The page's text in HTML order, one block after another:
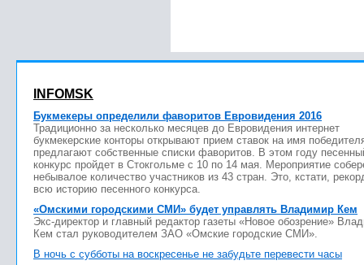
INFOMSK
Букмекеры определили фаворитов Евровидения 2016
Традиционно за несколько месяцев до Евровидения интернет
букмекерские конторы открывают прием ставок на имя
предлагают собственные списки фаворитов. В этом году
конкурс пройдет в Стокгольме с 10 по 14 мая. Мероприятие
небывалое количество участников из 43 стран. Это, кстати,
всю историю песенного конкурса.
«Омскими городскими СМИ» будет управлять Владимир Кем
Экс-директор и главный редактор газеты «Новое обозрение»
Кем стал руководителем ЗАО «Омские городские СМИ».
В ночь с субботы на воскресенье не забудьте перевести часы